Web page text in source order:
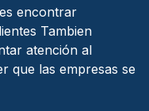
encontrar
Tambien
atención al
que las empresas se